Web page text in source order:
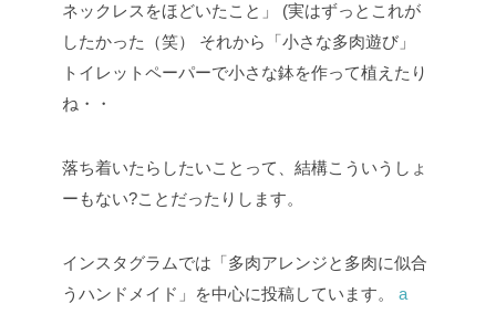
ネックレスをほどいたこと」
(実はずっとこれが
したかった（笑）
それから「小さな多肉遊び」
トイレットペーパーで小さな鉢を作って植えたり
ね・・
落ち着いたらしたいことって、結構こういうしょ
ーもない?ことだったりします。
インスタグラムでは「多肉アレンジと多肉に似合
うハンドメイド」を中心に投稿しています。
a